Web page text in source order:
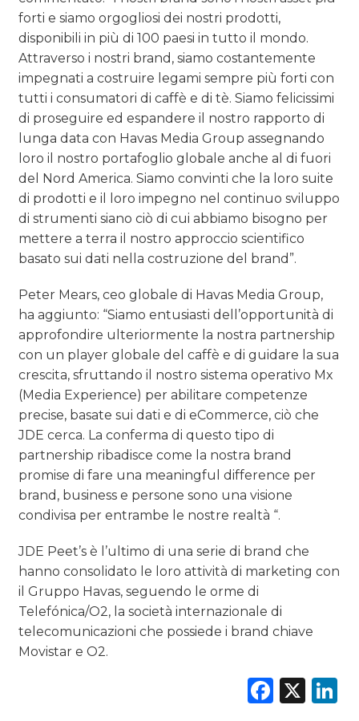
forti e siamo orgogliosi dei nostri prodotti,
disponibili in più di 100 paesi in tutto il mondo.
Attraverso i nostri brand, siamo costantemente
impegnati a costruire legami sempre più forti con
tutti i consumatori di caffè e di tè. Siamo felicissimi
di proseguire ed espandere il nostro rapporto di
lunga data con Havas Media Group assegnando
loro il nostro portafoglio globale anche al di fuori
del Nord America. Siamo convinti che la loro suite
di prodotti e il loro impegno nel continuo sviluppo
di strumenti siano ciò di cui abbiamo bisogno per
mettere a terra il nostro approccio scientifico
basato sui dati nella costruzione del brand”.
Peter Mears, ceo globale di Havas Media Group,
ha aggiunto: “Siamo entusiasti dell’opportunità di
approfondire ulteriormente la nostra partnership
con un player globale del caffè e di guidare la sua
crescita, sfruttando il nostro sistema operativo Mx
(Media Experience) per abilitare competenze
precise, basate sui dati e di eCommerce, ciò che
JDE cerca. La conferma di questo tipo di
partnership ribadisce come la nostra brand
promise di fare una meaningful difference per
brand, business e persone sono una visione
condivisa per entrambe le nostre realtà “.
JDE Peet’s è l’ultimo di una serie di brand che
hanno consolidato le loro attività di marketing con
il Gruppo Havas, seguendo le orme di
Telefónica/O2, la società internazionale di
telecomunicazioni che possiede i brand chiave
Movistar e O2.
X